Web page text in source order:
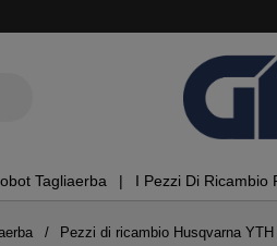
Tagliaerba I Pezzi Di Ricambio
Pezzi di ricambio Husqvarna